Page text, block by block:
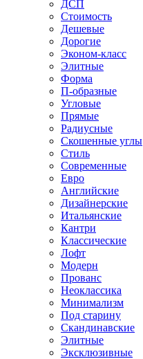
ДСП
Стоимость
Дешевые
Дорогие
Эконом-класс
Элитные
Форма
П-образные
Угловые
Прямые
Радиусные
Скошенные углы
Стиль
Современные
Евро
Английские
Дизайнерские
Итальянские
Кантри
Классические
Лофт
Модерн
Прованс
Неоклассика
Минимализм
Под старину
Скандинавские
Элитные
Эксклюзивные